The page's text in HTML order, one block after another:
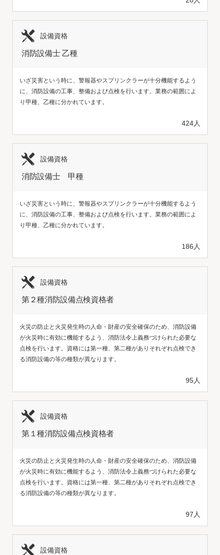
設備資格
消防設備士 乙種
いざ災害という時に、警報器やスプリンクラーが十分機能するよう
に、消防設備の工事、整備および点検を行います。業務の範囲によ
り甲種、乙種に分かれています。
424人
設備資格
消防設備士 甲種
いざ災害という時に、警報器やスプリンクラーが十分機能するよう
に、消防設備の工事、整備および点検を行います。業務の範囲によ
り甲種、乙種に分かれています。
186人
設備資格
第２種消防設備点検資格者
火災の防止と火災発生時の人命・財産の安全確保のため、消防設備
が火災時に有効に機能するよう、消防法令上義務づけられた必要な
点検を行います。資格には第一種、第二種がありそれぞれ点検でき
る消防設備の等の種類が異なります。
95人
設備資格
第１種消防設備点検資格者
火災の防止と火災発生時の人命・財産の安全確保のため、消防設備
が火災時に有効に機能するよう、消防法令上義務づけられた必要な
点検を行います。資格には第一種、第二種がありそれぞれ点検でき
る消防設備の等の種類が異なります。
97人
設備資格